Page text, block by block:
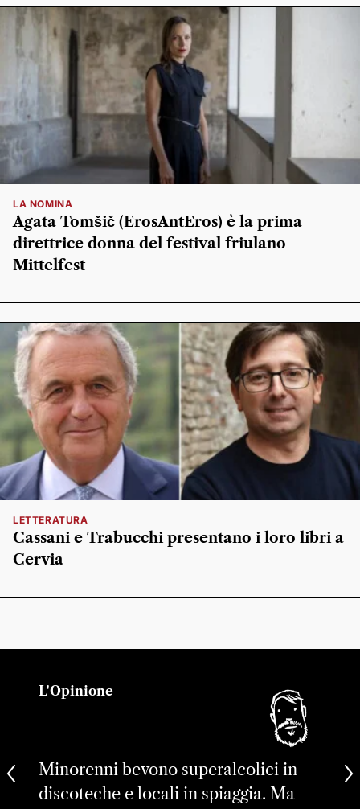
LA NOMINA
Agata Tomšič (ErosAntEros) è la prima
direttrice donna del festival friulano
Mittelfest
LETTERATURA
Cassani e Trabucchi presentano i loro libri a
Cervia
L'Opinione
Minorenni bevono superalcolici in
discoteche e locali in spiaggia. Ma